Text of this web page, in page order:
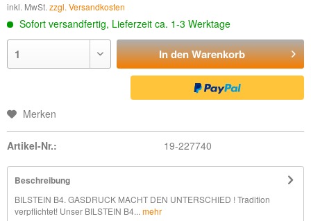
inkl. MwSt. zzgl. Versandkosten
Sofort versandfertig, Lieferzeit ca. 1-3 Werktage
In denWarenkorb
Merken
Artikel-Nr.: 19-227740
Beschreibung
BILSTEIN B4. GASDRUCK MACHT DEN UNTERSCHIED ! Tradition
verpflichtet! Unser BILSTEIN B4... mehr